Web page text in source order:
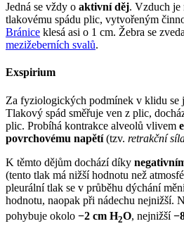
Jedná se vždy o aktivní děj. Vzduch je
tlakovému spádu plic, vytvořeným
Bránice klesá asi o 1 cm. Žebra se
mezižeberních svalů.
Exspirium
Za fyziologických podmínek v klidu se
Tlakový spád směřuje ven z plic,
plic. Probíhá kontrakce alveolů vlivem
povrchovému napětí(tzv. retrakční
K těmto dějům dochází díky
(tento tlak má nižší hodnotu než
pleurální tlak se v průběhu dýchání
hodnotu, naopak při nádechu nejnižší.
pohybuje okolo −2 cm H2O, nejnižší